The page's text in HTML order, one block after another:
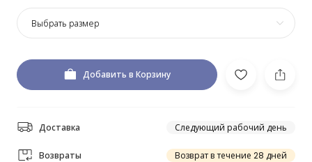
Выбрать размер
Добавить в Корзину
Доставка Следующий рабочий день
Возвраты Возврат в течение 28 дней